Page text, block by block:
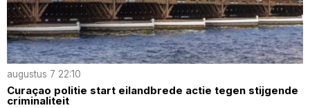
augustus 7 22:10
Curaçao politie start eilandbrede actie tegen stijgende
criminaliteit